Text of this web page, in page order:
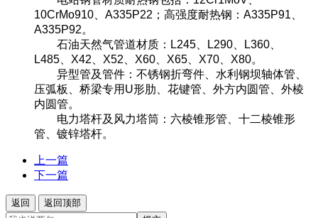
10CrMo910、A335P22；高强度耐热钢：A335P91、
A335P92。
石油天然气管道材质：L245、L290、L360、
L485、X42、X52、X60、X65、X70、X80。
异型管及管件：不锈钢折弯件、水利钢坝轴体管、
压弧板、桥梁专用U形肋、花键管、外方内圆管、外棱
内圆管。
电力塔杆及风力塔筒：六棱锥形管、十二棱锥形
管、镀锌塔杆。
上一篇
下一篇
返回
返回顶部